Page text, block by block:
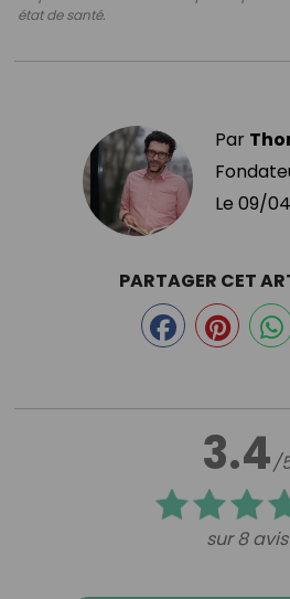
état de santé.
Par
Le 09/
3.4/
sur 8 avis
PARTAGER CET